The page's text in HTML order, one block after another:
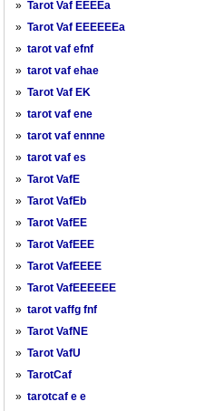
» Tarot Vaf EEEEa
» Tarot Vaf EEEEEEa
» tarot vaf efnf
» tarot vaf ehae
» Tarot Vaf EK
» tarot vaf ene
» tarot vaf ennne
» tarot vaf es
» Tarot VafE
» Tarot VafEb
» Tarot VafEE
» Tarot VafEEE
» Tarot VafEEEE
» Tarot VafEEEEEE
» tarot vaffg fnf
» Tarot VafNE
» Tarot VafU
» TarotCaf
» tarotcaf e e